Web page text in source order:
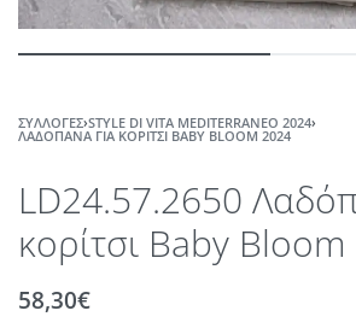
ΣΥΛΛΟΓΈΣ›STYLE DI VITA MEDITERRANEO 2024›
ΛΑΔΌΠΑΝΑ ΓΙΑ ΚΟΡΊΤΣΙ BABY BLOOM 2024
LD24.57.2650
κορίτσι Baby Bloom
58,30€